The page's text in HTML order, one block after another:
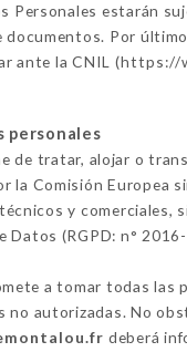
Personales estarán
Por
ante la CNIL (https://
personales
de tratar, alojar o
la Comisión Europea
y comerciales,
Datos (RGPD: n°
a tomar todas las
no autorizadas. No
deberá